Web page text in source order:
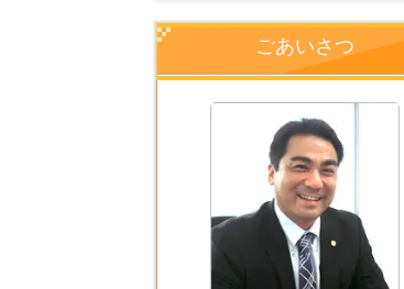
ごあいさつ